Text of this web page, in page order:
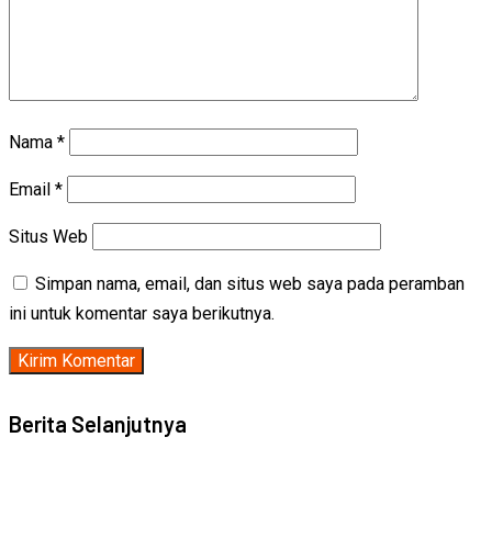
Nama *
Email *
Situs Web
Simpan nama, email, dan situs web saya pada peramban
ini untuk komentar saya berikutnya.
Berita Selanjutnya